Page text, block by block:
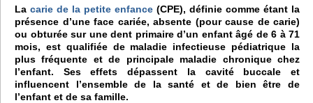
La carie de la petite enfance (CPE), définie comme étant la
présence d’une face cariée, absente (pour cause de carie)
ou obturée sur une dent primaire d’un enfant âgé de 6 à 71
mois, est qualifiée de maladie infectieuse pédiatrique la
plus fréquente et de principale maladie chronique chez
l’enfant. Ses effets dépassent la cavité buccale et
influencent l’ensemble de la santé et de bien être de
l’enfant et de sa famille.